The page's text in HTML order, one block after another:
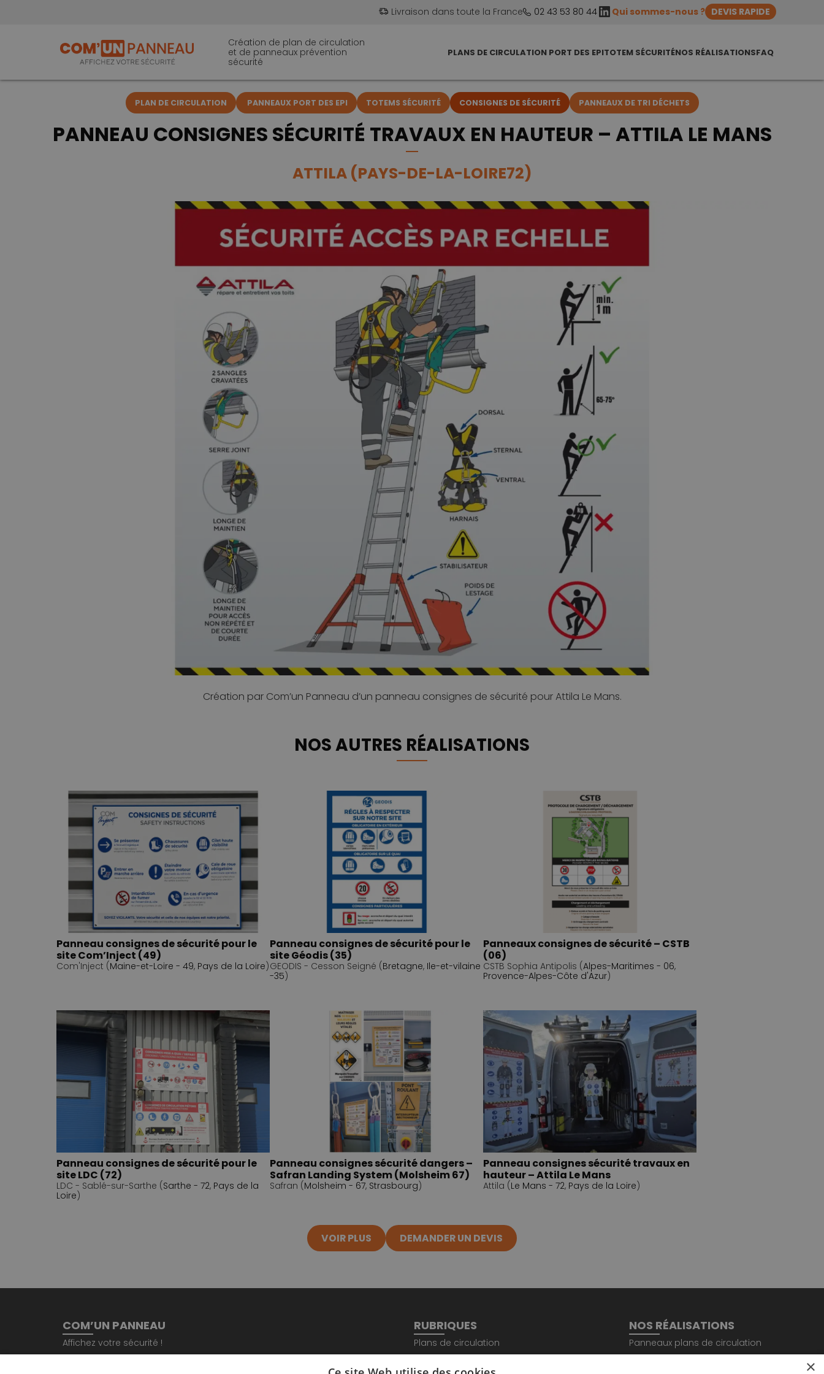
Livraison dans toute la France 02 43 53 80 44LinkedIn
Qui sommes-nous ? DEVIS RAPIDE
Création de plan de circulation
et de panneaux prévention
sécurité
PLANS DE CIRCULATION PORT DES EPITOTEM SÉCURITÉNOS RÉALISATIONSFAQ
PLAN DE CIRCULATION PANNEAUX PORT DES EPI TOTEMS SÉCURITÉ CONSIGNES DE SÉCURITÉ PANNEAUX DE TRI DÉCHETS
PANNEAU CONSIGNES SÉCURITÉ TRAVAUX EN HAUTEUR – ATTILA LE MANS
ATTILA (PAYS-DE-LA-LOIRE72)
Création par Com’un Panneau d’un panneau consignes de sécurité pour Attila Le Mans.
NOS AUTRES RÉALISATIONS
Panneau consignes de sécurité pour le
site Com’Inject (49)
Com'Inject (Maine-et-Loire - 49, Pays de la Loire)
Panneau consignes de sécurité pour le
site Géodis (35)
GEODIS - Cesson Seigné (Bretagne, Ile-et-vilaine
-35)
Panneaux consignes de sécurité – CSTB
(06)
CSTB Sophia Antipolis (Alpes-Maritimes - 06,
Provence-Alpes-Côte d'Azur)
Panneau consignes de sécurité pour le
site LDC (72)
LDC - Sablé-sur-Sarthe (Sarthe - 72, Pays de la
Loire)
Panneau consignes sécurité dangers –
Safran Landing System (Molsheim 67)
Safran (Molsheim - 67, Strasbourg)
Panneau consignes sécurité travaux en
hauteur – Attila Le Mans
Attila (Le Mans - 72, Pays de la Loire)
VOIR PLUS DEMANDER UN DEVIS
COM’UN PANNEAU
Affichez votre sécurité !
RUBRIQUES
Plans de circulation
NOS RÉALISATIONS
Panneaux plans de circulation
×